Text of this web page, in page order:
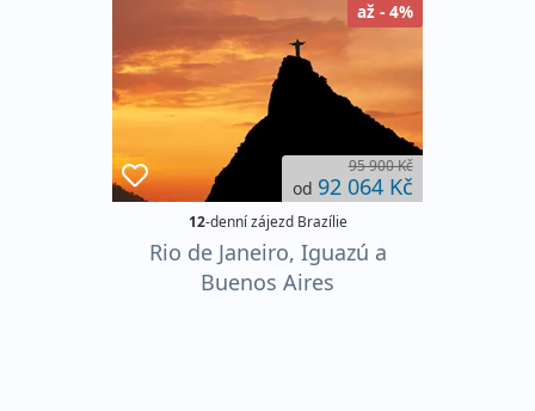
až - 4%
95 900 Kč
od 92 064 Kč
12-denní zájezd Brazílie
Rio de Janeiro, Iguazú a
Buenos Aires